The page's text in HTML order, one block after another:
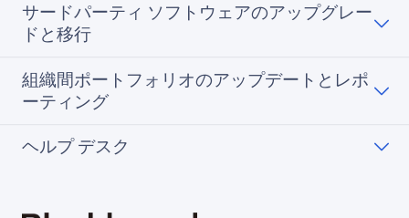
サードパーティ ソフトウェアのアップグレー
ドと移行
組織間ポートフォリオのアップデートとレポ
ーティング
ヘルプ デスク